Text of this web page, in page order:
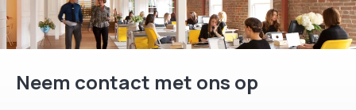
Neem contact met ons op